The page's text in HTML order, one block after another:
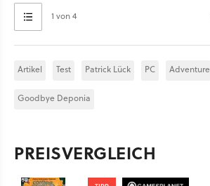
1 von 4
Artikel Test Patrick Lück PC Adventure
Goodbye Deponia
PREISVERGLEICH